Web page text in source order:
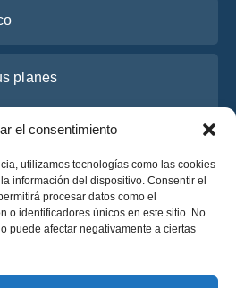
el consentimiento
utilizamos tecnologías como las cookies
información del dispositivo. Consentir el
procesar datos como el
o identificadores únicos en este sitio. No
puede afectar negativamente a ciertas